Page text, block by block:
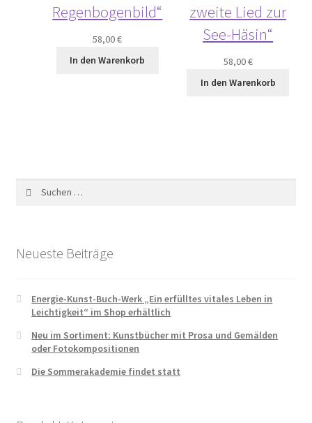
Regenbogenbild“
58,00€
In den Warenkorb
zweite Lied zur
See-Häsin“
58,00€
In den Warenkorb
Neueste Beiträge
Energie-Kunst-Buch-Werk „Ein erfülltes vitales Leben in
Leichtigkeit“ im Shop erhältlich
Neu im Sortiment: Kunstbücher mit Prosa und Gemälden
oder Fotokompositionen
Die Sommerakademie findet statt